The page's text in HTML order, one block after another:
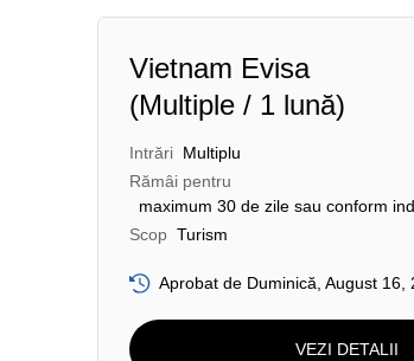
Vietnam Evisa
(Multiple / 1 lună)
Intrări Multiplu
Rămâi pentru
maximum 30 de zile sau conform
Scop Turism
Aprobat de Duminică, August 16,
VEZI DETALII